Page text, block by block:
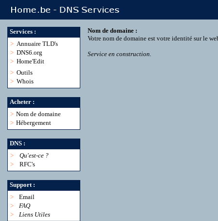
Services :
> Annuaire TLD's
> DNS6.org
> Home'Edit
> Outils
> Whois
Acheter :
> Nom de domaine
> Hébergement
DNS :
>
Qu'est-ce ?
>
RFC's
Support :
>
Email
>
FAQ
>
Liens Utiles
Nom de domaine :
Votre nom de domaine est votre identité sur le
Service en construction.